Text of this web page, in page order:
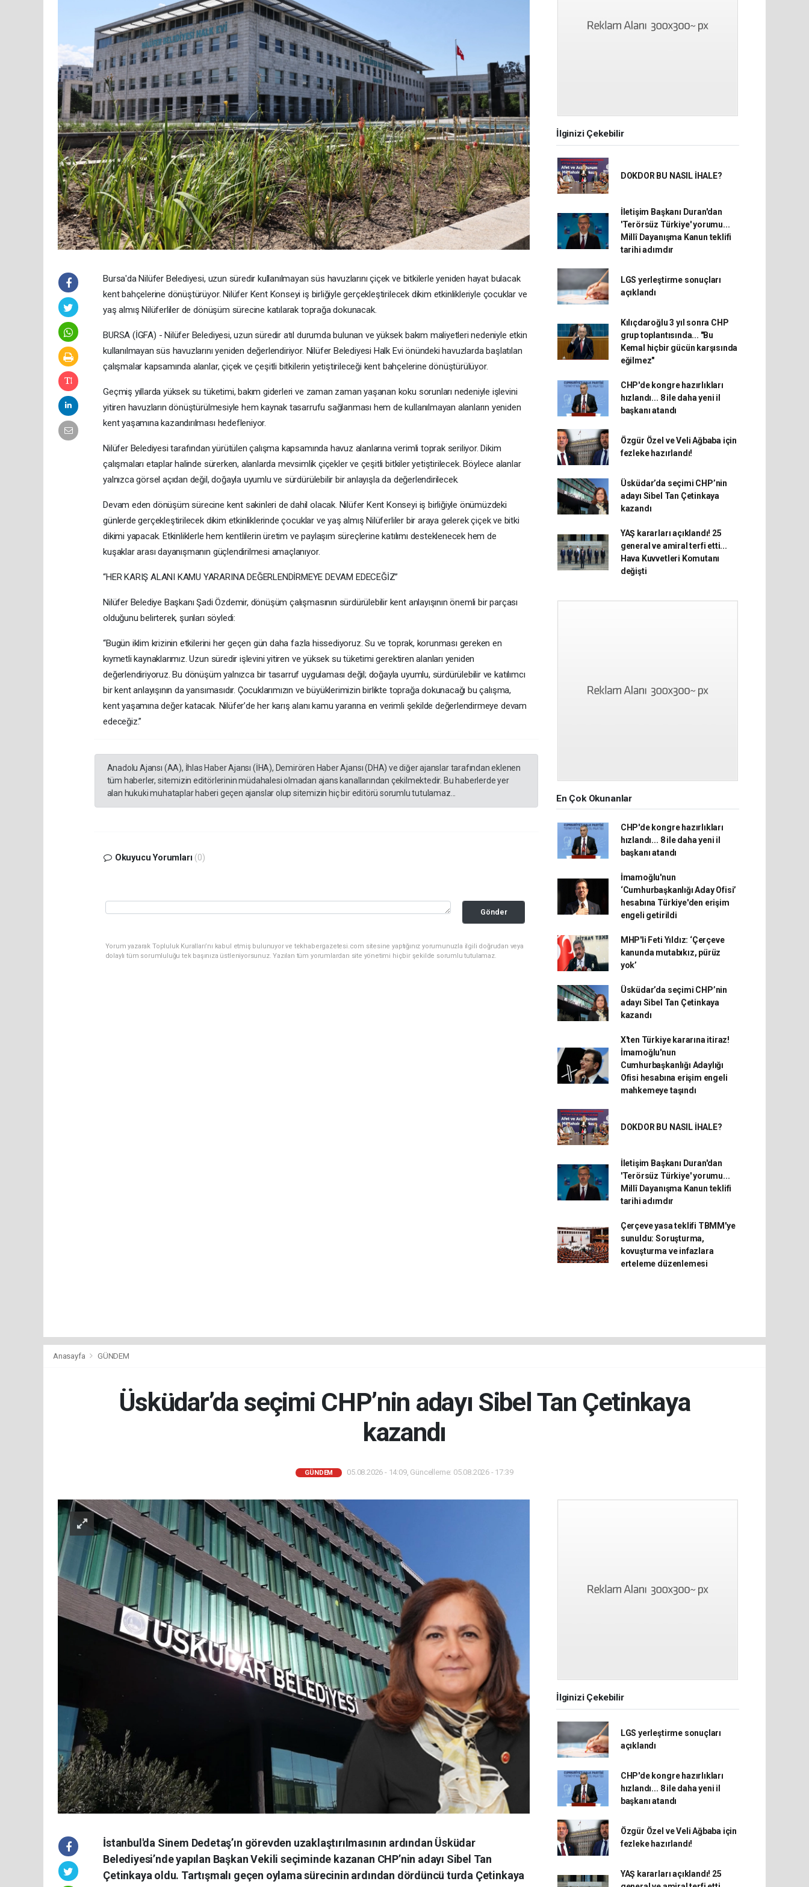
Bursa'da Nilüfer Belediyesi, uzun süredir kullanılmayan süs havuzlarını çiçek ve bitkilerle yeniden hayat bulacak
kent bahçelerine dönüştürüyor. Nilüfer Kent Konseyi iş birliğiyle gerçekleştirilecek dikim etkinlikleriyle çocuklar ve
yaş almış Nilüferliler de dönüşüm sürecine katılarak toprağa dokunacak.
BURSA (İGFA) - Nilüfer Belediyesi, uzun süredir atıl durumda bulunan ve yüksek bakım maliyetleri nedeniyle etkin
kullanılmayan süs havuzlarını yeniden değerlendiriyor. Nilüfer Belediyesi Halk Evi önündeki havuzlarda başlatılan
çalışmalar kapsamında alanlar, çiçek ve çeşitli bitkilerin yetiştirileceği kent bahçelerine dönüştürülüyor.
Geçmiş yıllarda yüksek su tüketimi, bakım giderleri ve zaman zaman yaşanan koku sorunları nedeniyle işlevini
yitiren havuzların dönüştürülmesiyle hem kaynak tasarrufu sağlanması hem de kullanılmayan alanların yeniden
kent yaşamına kazandırılması hedefleniyor.
Nilüfer Belediyesi tarafından yürütülen çalışma kapsamında havuz alanlarına verimli toprak seriliyor. Dikim
çalışmaları etaplar halinde sürerken, alanlarda mevsimlik çiçekler ve çeşitli bitkiler yetiştirilecek. Böylece alanlar
yalnızca görsel açıdan değil, doğayla uyumlu ve sürdürülebilir bir anlayışla da değerlendirilecek.
Devam eden dönüşüm sürecine kent sakinleri de dahil olacak. Nilüfer Kent Konseyi iş birliğiyle önümüzdeki
günlerde gerçekleştirilecek dikim etkinliklerinde çocuklar ve yaş almış Nilüferliler bir araya gelerek çiçek ve bitki
dikimi yapacak. Etkinliklerle hem kentlilerin üretim ve paylaşım süreçlerine katılımı desteklenecek hem de
kuşaklar arası dayanışmanın güçlendirilmesi amaçlanıyor.
“HER KARIŞ ALANI KAMU YARARINA DEĞERLENDİRMEYE DEVAM EDECEĞİZ”
Nilüfer Belediye Başkanı Şadi Özdemir, dönüşüm çalışmasının sürdürülebilir kent anlayışının önemli bir parçası
olduğunu belirterek, şunları söyledi:
“Bugün iklim krizinin etkilerini her geçen gün daha fazla hissediyoruz. Su ve toprak, korunması gereken en
kıymetli kaynaklarımız. Uzun süredir işlevini yitiren ve yüksek su tüketimi gerektiren alanları yeniden
değerlendiriyoruz. Bu dönüşüm yalnızca bir tasarruf uygulaması değil; doğayla uyumlu, sürdürülebilir ve katılımcı
bir kent anlayışının da yansımasıdır. Çocuklarımızın ve büyüklerimizin birlikte toprağa dokunacağı bu çalışma,
kent yaşamına değer katacak. Nilüfer’de her karış alanı kamu yararına en verimli şekilde değerlendirmeye devam
edeceğiz.”
Anadolu Ajansı (AA), İhlas Haber Ajansı (İHA), Demirören Haber Ajansı (DHA) ve diğer ajanslar tarafından eklenen
tüm haberler, sitemizin editörlerinin müdahalesi olmadan ajans kanallarından çekilmektedir. Bu haberlerde yer
alan hukuki muhataplar haberi geçen ajanslar olup sitemizin hiç bir editörü sorumlu tutulamaz...
Okuyucu Yorumları (0)
Gönder
Yorum yazarak Topluluk Kuralları’nı kabul etmiş bulunuyor ve tekhabergazetesi.com sitesine yaptığınız yorumunuzla ilgili doğrudan veya
dolaylı tüm sorumluluğu tek başınıza üstleniyorsunuz. Yazılan tüm yorumlardan site yönetimi hiçbir şekilde sorumlu tutulamaz.
İlginizi Çekebilir
DOKDOR BU NASIL İHALE?
İletişim Başkanı Duran'dan
'Terörsüz Türkiye' yorumu...
Millî Dayanışma Kanun teklifi
tarihi adımdır
LGS yerleştirme sonuçları
açıklandı
Kılıçdaroğlu 3 yıl sonra CHP
grup toplantısında... "Bu
Kemal hiçbir gücün karşısında
eğilmez"
CHP'de kongre hazırlıkları
hızlandı... 8 ile daha yeni il
başkanı atandı
Özgür Özel ve Veli Ağbaba için
fezleke hazırlandı!
Üsküdar’da seçimi CHP’nin
adayı Sibel Tan Çetinkaya
kazandı
YAŞ kararları açıklandı! 25
general ve amiral terfi etti...
Hava Kuvvetleri Komutanı
değişti
En Çok Okunanlar
CHP'de kongre hazırlıkları
hızlandı... 8 ile daha yeni il
başkanı atandı
İmamoğlu'nun
‘Cumhurbaşkanlığı Aday Ofisi’
hesabına Türkiye'den erişim
engeli getirildi
MHP'li Feti Yıldız: ‘Çerçeve
kanunda mutabıkız, pürüz
yok’
Üsküdar’da seçimi CHP’nin
adayı Sibel Tan Çetinkaya
kazandı
X'ten Türkiye kararına itiraz!
İmamoğlu'nun
Cumhurbaşkanlığı Adaylığı
Ofisi hesabına erişim engeli
mahkemeye taşındı
DOKDOR BU NASIL İHALE?
İletişim Başkanı Duran'dan
'Terörsüz Türkiye' yorumu...
Millî Dayanışma Kanun teklifi
tarihi adımdır
Çerçeve yasa teklifi TBMM'ye
sunuldu: Soruşturma,
kovuşturma ve infazlara
erteleme düzenlemesi
Anasayfa GÜNDEM
Üsküdar’da seçimi CHP’nin adayı Sibel Tan Çetinkaya
kazandı
GÜNDEM 05.08.2026 - 14:09, Güncelleme: 05.08.2026 - 17:39
İstanbul'da Sinem Dedetaş’ın görevden uzaklaştırılmasının ardından Üsküdar
Belediyesi’nde yapılan Başkan Vekili seçiminde kazanan CHP’nin adayı Sibel Tan
Çetinkaya oldu. Tartışmalı geçen oylama sürecinin ardından dördüncü turda Çetinkaya
İlginizi Çekebilir
LGS yerleştirme sonuçları
açıklandı
CHP'de kongre hazırlıkları
hızlandı... 8 ile daha yeni il
başkanı atandı
Özgür Özel ve Veli Ağbaba için
fezleke hazırlandı!
YAŞ kararları açıklandı! 25